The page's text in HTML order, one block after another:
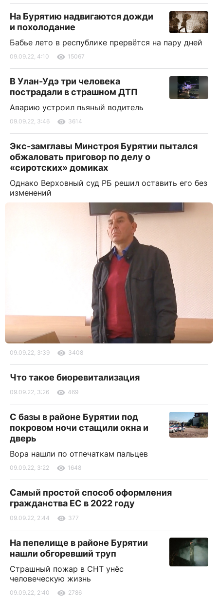
На Бурятию надвигаются дожди
и похолодание
Бабье лето в республике прервётся на пару дней
09.09.22, 4:10 15067
В Улан-Удэ три человека
пострадали в страшном ДТП
Аварию устроил пьяный водитель
09.09.22, 3:46 3614
Экс-замглавы Минстроя Бурятии пытался
обжаловать приговор по делу о
«сиротских» домиках
Однако Верховный суд РБ решил оставить его без
изменений
09.09.22, 3:39 3408
Что такое биоревитализация
09.09.22, 3:26 469
С базы в районе Бурятии под
покровом ночи стащили окна и
дверь
Вора нашли по отпечаткам пальцев
09.09.22, 3:22 1648
Самый простой способ оформления
гражданства ЕС в 2022 году
09.09.22, 2:44 377
На пепелище в районе Бурятии
нашли обгоревший труп
Страшный пожар в СНТ унёс
человеческую жизнь
09.09.22, 2:40 2786